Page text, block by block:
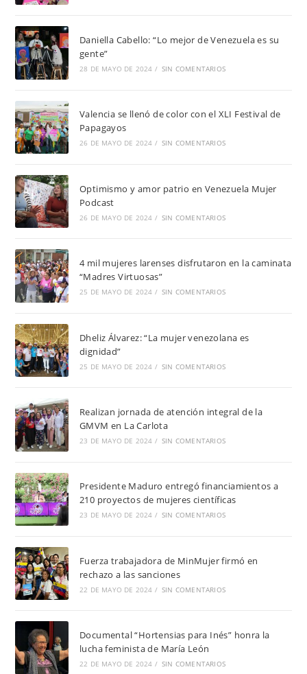
Daniella Cabello: “Lo mejor de Venezuela es su
gente”
28 DE MAYO DE 2024 / SIN COMENTARIOS
Valencia se llenó de color con el XLI Festival de
Papagayos
26 DE MAYO DE 2024 / SIN COMENTARIOS
Optimismo y amor patrio en Venezuela Mujer
Podcast
26 DE MAYO DE 2024 / SIN COMENTARIOS
4 mil mujeres larenses disfrutaron en la caminata
“Madres Virtuosas”
25 DE MAYO DE 2024 / SIN COMENTARIOS
Dheliz Álvarez: “La mujer venezolana es
dignidad”
25 DE MAYO DE 2024 / SIN COMENTARIOS
Realizan jornada de atención integral de la
GMVM en La Carlota
23 DE MAYO DE 2024 / SIN COMENTARIOS
Presidente Maduro entregó financiamientos a
210 proyectos de mujeres científicas
23 DE MAYO DE 2024 / SIN COMENTARIOS
Fuerza trabajadora de MinMujer firmó en
rechazo a las sanciones
22 DE MAYO DE 2024 / SIN COMENTARIOS
Documental “Hortensias para Inés” honra la
lucha feminista de María León
22 DE MAYO DE 2024 / SIN COMENTARIOS